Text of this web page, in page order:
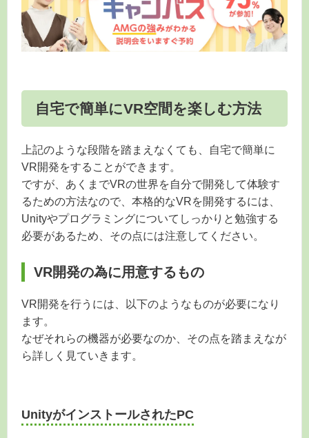
自宅で簡単にVR空間を楽しむ方法
上記のような段階を踏まえなくても、自宅で簡単に
VR開発をすることができます。
ですが、あくまでVRの世界を自分で開発して体験す
るための方法なので、本格的なVRを開発するには、
Unityやプログラミングについてしっかりと勉強する
必要があるため、その点には注意してください。
VR開発の為に用意するもの
VR開発を行うには、以下のようなものが必要になり
ます。
なぜそれらの機器が必要なのか、その点を踏まえなが
ら詳しく見ていきます。
UnityがインストールされたPC